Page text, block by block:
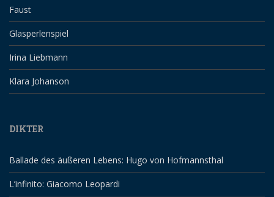
Faust
Glasperlenspiel
Irina Liebmann
Klara Johanson
DIKTER
Ballade des äußeren Lebens: Hugo von Hofmannsthal
L’infinito: Giacomo Leopardi